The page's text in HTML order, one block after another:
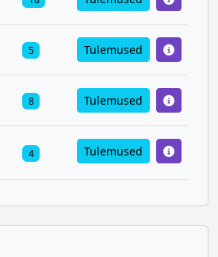
5 Tulemused
8 Tulemused
4 Tulemused